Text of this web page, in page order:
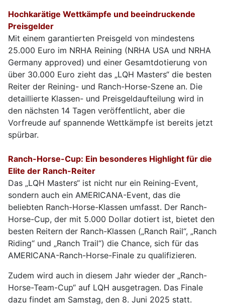
Hochkarätige Wettkämpfe und beeindruckende
Preisgelder
Mit einem garantierten Preisgeld von mindestens
25.000 Euro im NRHA Reining (NRHA USA und NRHA
Germany approved) und einer Gesamtdotierung von
über 30.000 Euro zieht das „LQH Masters“ die besten
Reiter der Reining- und Ranch-Horse-Szene an. Die
detaillierte Klassen- und Preisgeldaufteilung wird in
den nächsten 14 Tagen veröffentlicht, aber die
Vorfreude auf spannende Wettkämpfe ist bereits jetzt
spürbar.
Ranch-Horse-Cup: Ein besonderes Highlight für die
Elite der Ranch-Reiter
Das „LQH Masters“ ist nicht nur ein Reining-Event,
sondern auch ein AMERICANA-Event, das die
beliebten Ranch-Horse-Klassen umfasst. Der Ranch-
Horse-Cup, der mit 5.000 Dollar dotiert ist, bietet den
besten Reitern der Ranch-Klassen („Ranch Rail“, „Ranch
Riding“ und „Ranch Trail“) die Chance, sich für das
AMERICANA-Ranch-Horse-Finale zu qualifizieren.
Zudem wird auch in diesem Jahr wieder der „Ranch-
Horse-Team-Cup“ auf LQH ausgetragen. Das Finale
dazu findet am Samstag, den 8. Juni 2025 statt.